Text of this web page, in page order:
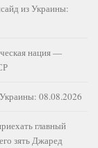
из Украины:
нация —
08.08.2026
главный
зять Джаред